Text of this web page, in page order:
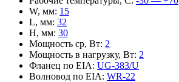
W, мм: 15
L, мм: 32
H, мм: 30
Мощность ср, Вт: 2
Мощность в нагрузку, Вт: 2
Фланец по EIA: UG-383/U
Волновод по EIA: WR-22